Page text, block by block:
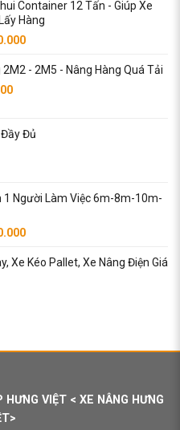
tại
là:
₫66.000.000.
Container 12 Tấn - Giúp Xe
Hàng
Giá
tại
2M2 - 2M5 - Nâng Hàng Quá Tải
Giá
là:Đủ
1 Người Làm Việc 6m-8m-10m-
Giá
tại
Xe Kéo Pallet, Xe Nâng Điện Giá
VIỆT < XE NÂNG HƯNG